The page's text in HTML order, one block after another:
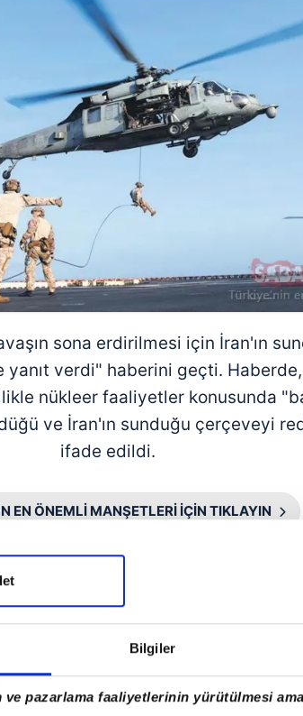
Bilgiler
pazarlama faaliyetlerinin yürütülmesi
sona erdirilmesi için İran'ın
verdi" haberini geçti. Haberde,
nükleer faaliyetler konusunda
ve İran'ın sunduğu çerçeveyi
ifade edildi.
EN ÖNEMLİ MANŞETLERİ İÇİN TIKLAYIN